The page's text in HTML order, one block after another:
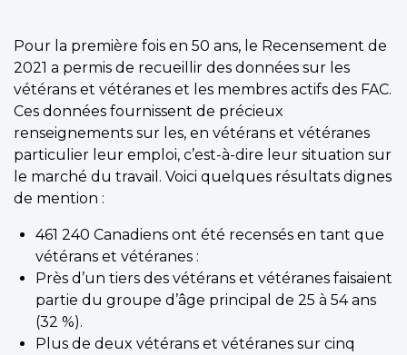
Pour la première fois en 50 ans, le Recensement de
2021 a permis de recueillir des données sur les
vétérans et vétéranes et les membres actifs des FAC.
Ces données fournissent de précieux
renseignements sur les, en vétérans et vétéranes
particulier leur emploi, c’est-à-dire leur situation sur
le marché du travail. Voici quelques résultats dignes
de mention :
461 240 Canadiens ont été recensés en tant que
vétérans et vétéranes :
Près d’un tiers des vétérans et vétéranes faisaient
partie du groupe d’âge principal de 25 à 54 ans
(32 %).
Plus de deux vétérans et vétéranes sur cinq